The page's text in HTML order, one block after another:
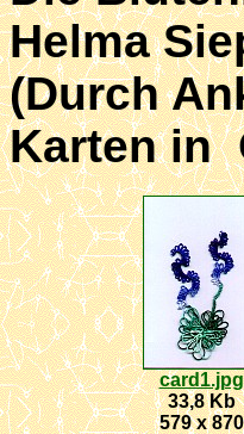
Helma
(Durch
Karten in
card1.jpg
33,8 Kb
579 x 870